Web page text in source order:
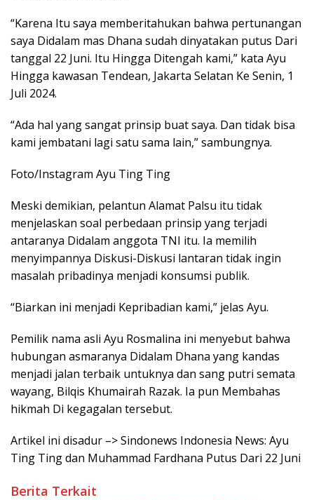
“Karena Itu saya memberitahukan bahwa pertunangan
saya Didalam mas Dhana sudah dinyatakan putus Dari
tanggal 22 Juni. Itu Hingga Ditengah kami,” kata Ayu
Hingga kawasan Tendean, Jakarta Selatan Ke Senin, 1
Juli 2024.
“Ada hal yang sangat prinsip buat saya. Dan tidak bisa
kami jembatani lagi satu sama lain,” sambungnya.
Foto/Instagram Ayu Ting Ting
Meski demikian, pelantun Alamat Palsu itu tidak
menjelaskan soal perbedaan prinsip yang terjadi
antaranya Didalam anggota TNI itu. Ia memilih
menyimpannya Diskusi-Diskusi lantaran tidak ingin
masalah pribadinya menjadi konsumsi publik.
“Biarkan ini menjadi Kepribadian kami,” jelas Ayu.
Pemilik nama asli Ayu Rosmalina ini menyebut bahwa
hubungan asmaranya Didalam Dhana yang kandas
menjadi jalan terbaik untuknya dan sang putri semata
wayang, Bilqis Khumairah Razak. Ia pun Membahas
hikmah Di kegagalan tersebut.
Artikel ini disadur –> Sindonews Indonesia News: Ayu
Ting Ting dan Muhammad Fardhana Putus Dari 22 Juni
Berita Terkait